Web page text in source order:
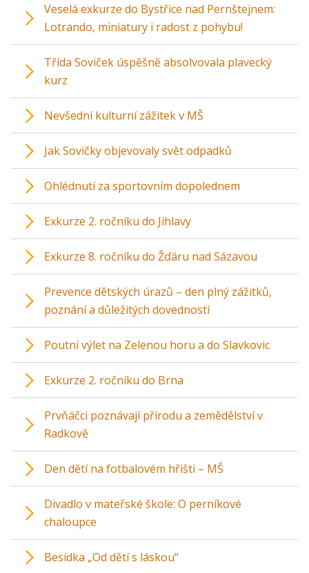
Veselá exkurze do Bystřice nad Pernštejnem:
Lotrando, miniatury i radost z pohybu!
Třída Soviček úspěšně absolvovala plavecký
kurz
Nevšední kulturní zážitek v MŠ
Jak Sovičky objevovaly svět odpadků
Ohlédnutí za sportovním dopolednem
Exkurze 2. ročníku do Jihlavy
Exkurze 8. ročníku do Žďáru nad Sázavou
Prevence dětských úrazů – den plný zážitků,
poznání a důležitých dovedností
Poutní výlet na Zelenou horu a do Slavkovic
Exkurze 2. ročníku do Brna
Prvňáčci poznávají přírodu a zemědělství v
Radkově
Den dětí na fotbalovém hřišti – MŠ
Divadlo v mateřské škole: O perníkové
chaloupce
Besídka „Od dětí s láskou“